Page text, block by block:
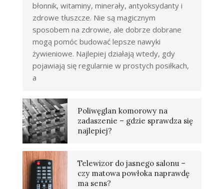
błonnik, witaminy, minerały, antyoksydanty i
zdrowe tłuszcze. Nie są magicznym
sposobem na zdrowie, ale dobrze dobrane
mogą pomóc budować lepsze nawyki
żywieniowe. Najlepiej działają wtedy, gdy
pojawiają się regularnie w prostych posiłkach,
a
Poliwęglan komorowy na
zadaszenie – gdzie sprawdza się
najlepiej?
Telewizor do jasnego salonu –
czy matowa powłoka naprawdę
ma sens?